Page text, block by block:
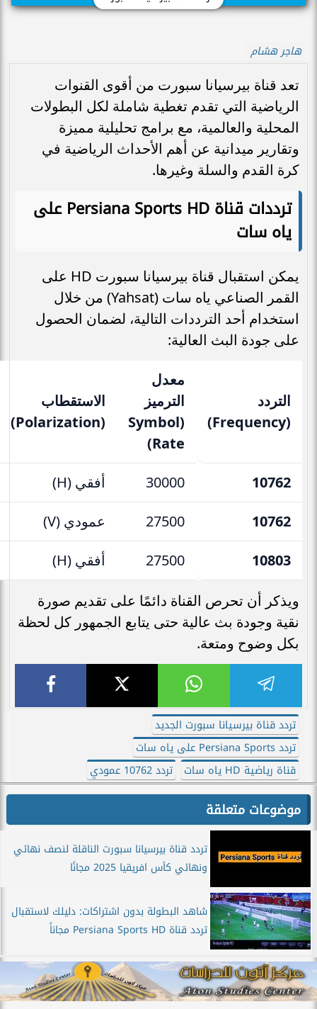
هاجر هشام
تعد قناة بيرسيانا سبورت من أقوى القنوات
الرياضية التي تقدم تغطية شاملة لكل البطولات
المحلية والعالمية، مع برامج تحليلية مميزة
وتقارير ميدانية عن أهم الأحداث الرياضية في
كرة القدم والسلة وغيرها.
ترددات قناة Persiana Sports HD على
ياه سات
يمكن استقبال قناة بيرسيانا سبورت HD على
القمر الصناعي ياه سات (Yahsat) من خلال
استخدام أحد الترددات التالية، لضمان الحصول
على جودة البث العالية:
التردد
(Frequency)
معدل
الترميز
(Symbol
Rate)
الاستقطاب
(Polarization)
10762
30000 أفقي (H)
10762
27500 عمودي (V)
10803
27500 أفقي (H)
ويذكر أن تحرص القناة دائمًا على تقديم صورة
نقية وجودة بث عالية حتى يتابع الجمهور كل لحظة
بكل وضوح ومتعة.
تردد قناة بيرسيانا سبورت الجديد
تردد Persiana Sports على ياه سات
قناة رياضية HD ياه سات
تردد 10762 عمودي
موضوعات متعلقة
تردد قناة بيرسيانا سبورت الناقلة لنصف نهائي
ونهائي كأس افريقيا 2025 مجانًا
شاهد البطولة بدون اشتراكات: دليلك لاستقبال
تردد قناة Persiana Sports HD مجاناً